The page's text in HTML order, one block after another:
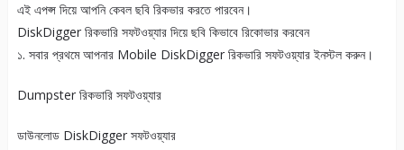
এই এপপ্স দিয়ে আপনি কেবল ছবি রিকভার করতে পারবেন।
DiskDigger রিকভারি সফটওয়্যার দিয়ে ছবি কিভাবে রিকোভার করবেন
১. সবার প্রথমে আপনার Mobile DiskDigger রিকভারি সফটওয়্যার ইনস্টল করুন।
Dumpster রিকভারি সফটওয়্যার
ডাউনলোড DiskDigger সফটওয়্যার